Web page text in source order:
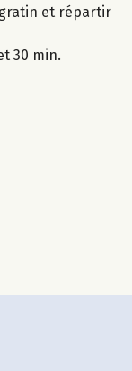
et répartir
30 min.